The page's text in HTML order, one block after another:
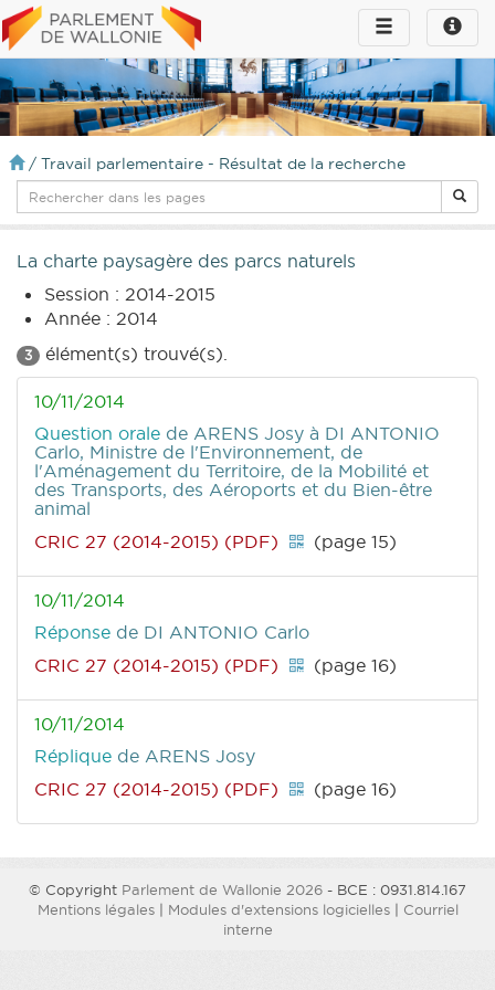
Toggle
infos
Toggle
navigation
/ Travail parlementaire - Résultat de la recherche
La charte paysagère des parcs naturels
Session : 2014-2015
Année : 2014
3 élément(s) trouvé(s).
10/11/2014
Question orale de ARENS Josy à DI ANTONIO
Carlo, Ministre de l'Environnement, de
l'Aménagement du Territoire, de la Mobilité et
des Transports, des Aéroports et du Bien-être
animal
CRIC 27 (2014-2015) (PDF)
(page 15)
10/11/2014
Réponse de DI ANTONIO Carlo
CRIC 27 (2014-2015) (PDF)
(page 16)
10/11/2014
Réplique de ARENS Josy
CRIC 27 (2014-2015) (PDF)
(page 16)
© Copyright Parlement de Wallonie 2026 - BCE : 0931.814.167
Mentions légales| Modules d'extensions logicielles| Courriel
interne